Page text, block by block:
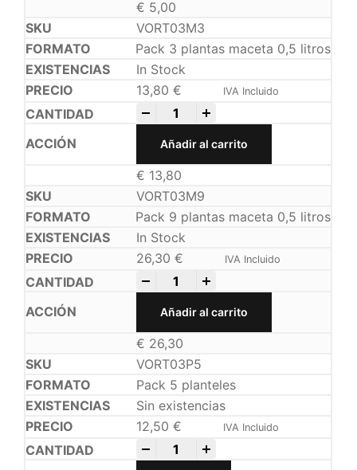
€ 5,00
VORT03M3
Pack 3 plantas maceta 0,5 litros
In Stock
13,80€ IVA Incluido
Añadir al carrito
€ 13,80
VORT03M9
Pack 9 plantas maceta 0,5 litros
In Stock
26,30€ IVA Incluido
Añadir al carrito
€ 26,30
VORT03P5
Pack 5 planteles
Sin existencias
12,50€ IVA Incluido